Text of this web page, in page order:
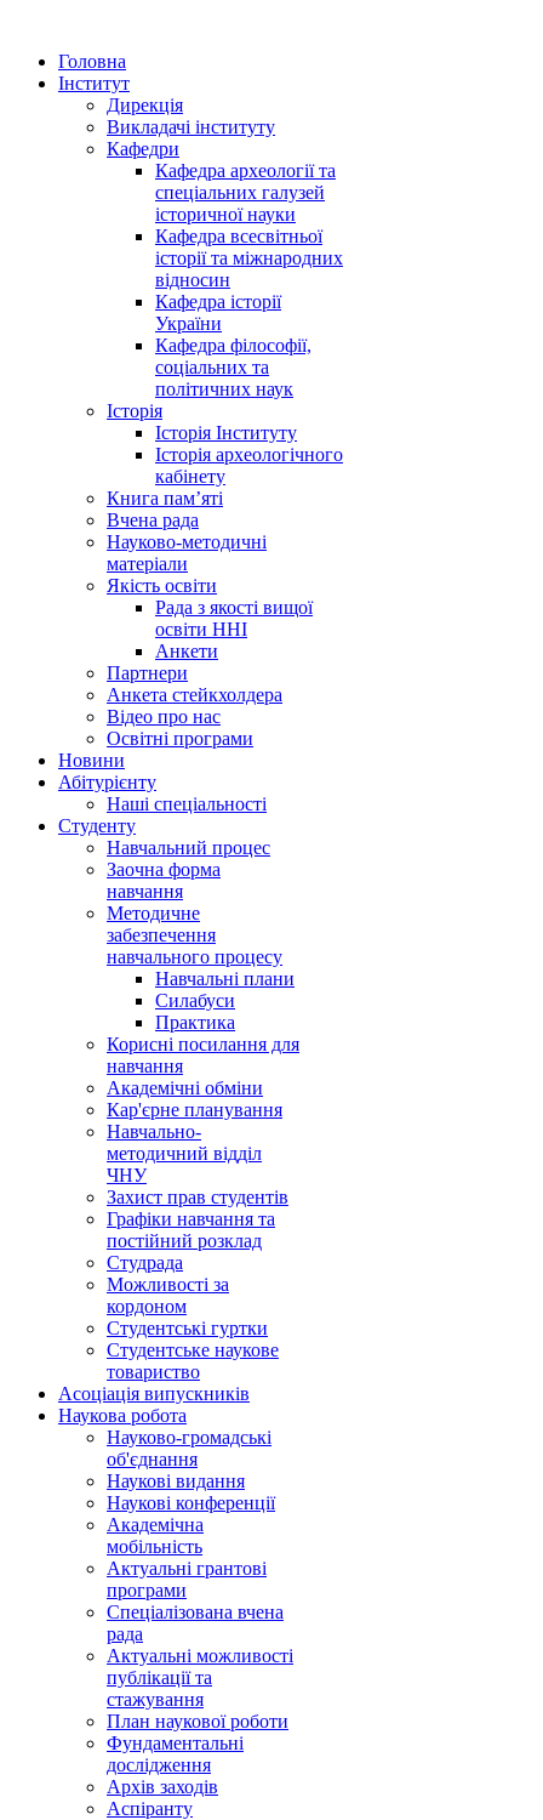
Головна
Інститут
Дирекція
Викладачі інституту
Кафедри
Кафедра археології та
спеціальних галузей
історичної науки
Кафедра всесвітньої
історії та міжнародних
відносин
Кафедра історії
України
Кафедра філософії,
соціальних та
політичних наук
Історія
Історія Інституту
Історія археологічного
кабінету
Книга памʼяті
Вчена рада
Науково-методичні
матеріали
Якість освіти
Рада з якості вищої
освіти ННІ
Анкети
Партнери
Анкета стейкхолдера
Відео про нас
Освітні програми
Hовини
Абітурієнту
Наші спеціальності
Студенту
Навчальний процес
Заочна форма
навчання
Методичне
забезпечення
навчального процесу
Навчальні плани
Силабуси
Практика
Корисні посилання для
навчання
Академічні обміни
Кар'єрне планування
Навчально-
методичний відділ
ЧНУ
Захист прав студентів
Графіки навчання та
постійний розклад
Студрада
Можливості за
кордоном
Студентські гуртки
Студентське наукове
товариство
Асоціація випускників
Наукова робота
Науково-громадські
об'єднання
Наукові видання
Наукові конференції
Академічна
мобільність
Актуальні грантові
програми
Спеціалізована вчена
рада
Актуальні можливості
публікації та
стажування
План наукової роботи
Фундаментальні
дослідження
Архів заходів
Аспіранту